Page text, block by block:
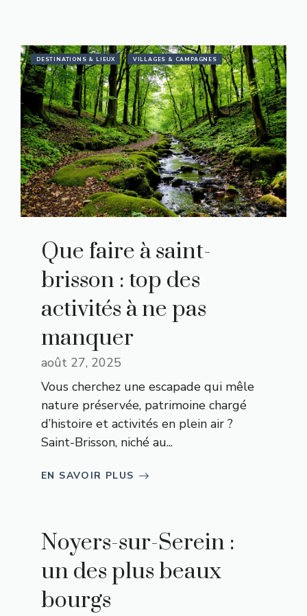
DESTINATIONS & LIEUX VILLAGES & CAMPAGNES
Que faire à saint-
brisson : top des
activités à ne pas
manquer
août 27, 2025
Vous cherchez une escapade qui mêle
nature préservée, patrimoine chargé
d’histoire et activités en plein air ?
Saint-Brisson, niché au...
EN SAVOIR PLUS
Noyers-sur-Serein :
un des plus beaux
bourgs